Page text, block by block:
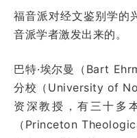
福音派对经文鉴别学的
音派学者激发出来的。
巴特·埃尔曼（Bart
分校（University of
资深教授，有三十多
（Princeton